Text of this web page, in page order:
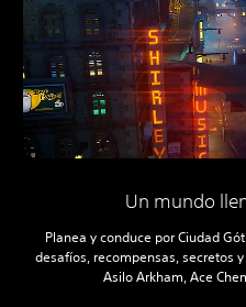
Un mundo
Planea y conduce por Ciudad
desafíos, recompensas, secretos
Asilo Arkham, Ace